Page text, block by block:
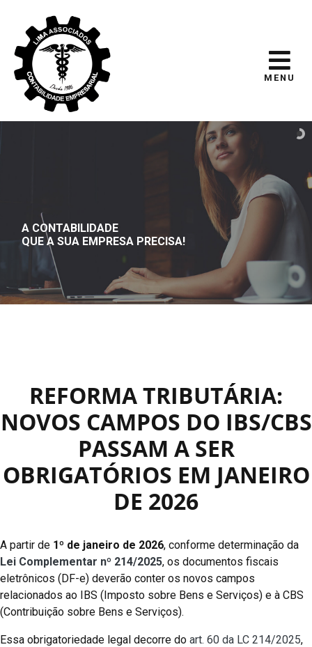
MENU
A CONTABILIDADE
QUE A SUA EMPRESA PRECISA!
REFORMA TRIBUTÁRIA:
NOVOS CAMPOS DO IBS/CBS
PASSAM A SER
OBRIGATÓRIOS EM JANEIRO
DE 2026
A partir de 1º de janeiro de 2026, conforme determinação da
Lei Complementar nº 214/2025, os documentos fiscais
eletrônicos (DF-e) deverão conter os novos campos
relacionados ao IBS (Imposto sobre Bens e Serviços) e à CBS
(Contribuição sobre Bens e Serviços).
Essa obrigatoriedade legal decorre do art. 60 da LC 214/2025,